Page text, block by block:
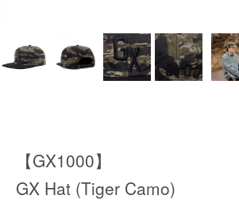
【GX1000】
GX Hat (Tiger Camo)